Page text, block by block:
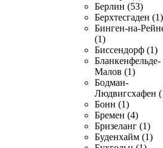
Берлин (53)
Берхтесгаден (1)
Бинген-на-
(1)
Биссендорф (1)
Бланкенфельде-
Малов (1)
Бодман-
Людвигсхафен
Бонн (1)
Бремен (4)
Бризеланг (1)
Буденхайм (1)